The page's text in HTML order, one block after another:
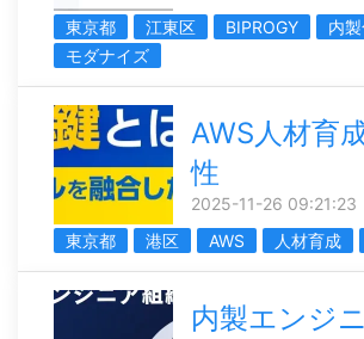
東京都 江東区 BIPROGY
内
モダナイズ
AWS人材育
性
2025-11-26 09:21:23
東京都
港区 AWS 人材育成
内製エンジ